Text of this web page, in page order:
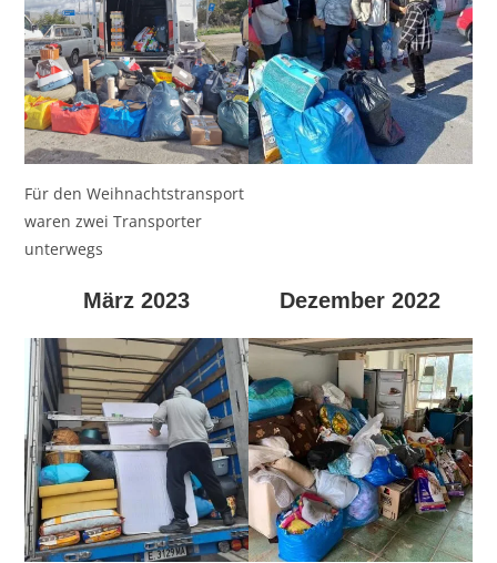
Für den Weihnachtstransport
waren zwei Transporter
unterwegs
März 2023 Dezember 2022